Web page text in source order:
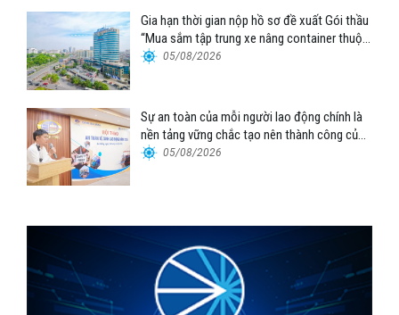
Gia hạn thời gian nộp hồ sơ đề xuất Gói thầu
“Mua sắm tập trung xe nâng container thuộc
Tổng công ty Hàng hải Việt Nam – CTCP”
05/08/2026
Sự an toàn của mỗi người lao động chính là
nền tảng vững chắc tạo nên thành công của
Cảng Đà Nẵng
05/08/2026